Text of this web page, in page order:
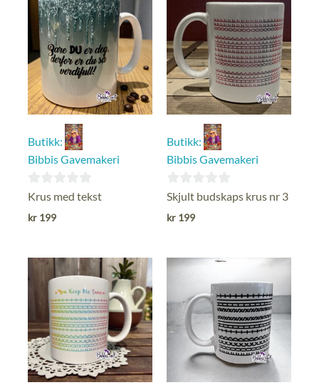
Butikk:
Bibbis Gavemakeri
0
ut
Krus med tekst
kr 199
Butikk:
Bibbis Gavemakeri
0
ut
Skjult budskaps krus nr 3
kr 199